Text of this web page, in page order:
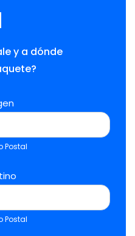
y a dónde
Postal
Postal